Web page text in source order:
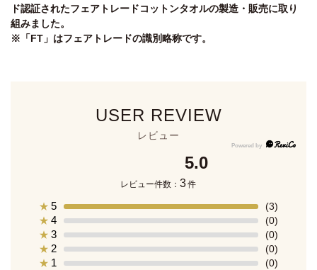
ド認証されたフェアトレードコットンタオルの製造・販売に取り
組みました。
※「FT」はフェアトレードの識別略称です。
USER REVIEW
レビュー
5.0
レビュー件数：3件
★ 5
(3)
★ 4
(0)
★ 3
(0)
★ 2
(0)
★ 1 (0)